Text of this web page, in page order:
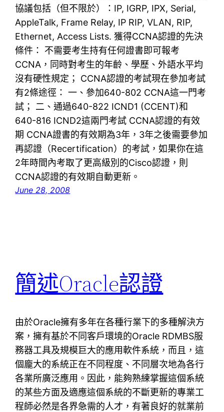
協議包括（但不限於）：IP, IGRP, IPX, Serial,
AppleTalk, Frame Relay, IP RIP, VLAN, RIP,
Ethernet, Access Lists. 獲得CCNA認證的先決
條件： 不需要考生持有任何證書即可報考
CCNA，同時對考生的年齡、學歷、外語水平均
沒有硬性規定； CCNA認證的考試現在參加考試
有2條途徑： 一、參加640-802 CCNA這一門考
試； 二、通過640-822 ICND1 (CCENT)和
640-816 ICND2這兩門考試 CCNA認證的有效
期 CCNA證書的有效期為3年，3年之後需要參加
再認證（Recertification）的考試，如果你在這
2年時間內考取了更高級別的Cisco認證，則
CCNA認證的有效期自動更新。
June 28, 2008
簡述Oracle認證
由於Oracle擁有多年在各種行業下的多種解決方
案，擁有基於不同客戶環境的Oracle RDMBS服
務器工具及規模巨大的應用軟件系統，而且，這
個龐大的系統正在不同程度、不同層次地為各行
各業所廣泛應用。因此，能夠熟練掌握這個系統
的某些方面及適應這個系統的不斷更新的專業工
程師必然是各界急需的人才，有著良好的就業前